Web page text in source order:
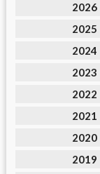
2026
2025
2024
2023
2022
2021
2020
2019